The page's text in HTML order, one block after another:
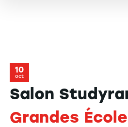
10
oct
Salon
Grandes